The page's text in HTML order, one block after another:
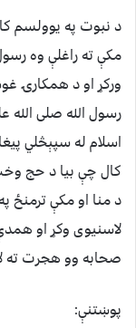
د نبوت په يوولسم
مکې ته راغلې وه
ورکړ او د همکارۍ
رسول الله صلی الله
اسلام له سپېڅلي
د منا او مکې ترمنځ
لاسنيوی وکړ او
صحابه وو هجرت ته
پوښتنې: